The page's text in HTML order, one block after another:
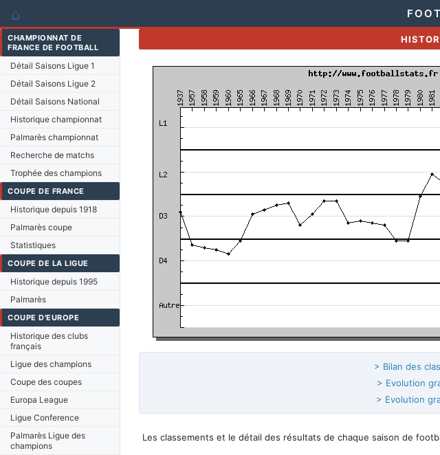
⌂
CHAMPIONNAT DE
FRANCE DE FOOTBALL
Détail Saisons Ligue 1
Détail Saisons Ligue 2
Détail Saisons National
Historique championnat
Palmarès championnat
Recherche de matchs
Trophée des champions
COUPE DE FRANCE
Historique depuis 1918
Palmarès coupe
Statistiques
COUPE DE LA LIGUE
Historique depuis 1995
Palmarès
COUPE D'EUROPE
Historique des clubs
français
Ligue des champions
Coupe des coupes
Europa League
Ligue Conference
Palmarès Ligue des
champions
> Bilan des
> Evolution
> Evolution
Les classements et le détail des résultats de chaque saison de